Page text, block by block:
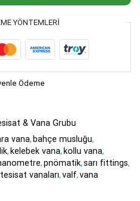
YÖNTEMLERI
Ödeme
& Vana Grubu
vana,bahçe musluğu,
,kelebek vana,kollu vana,
,pnömatik,sarı fittings,
tesisat vanaları,valf,vana